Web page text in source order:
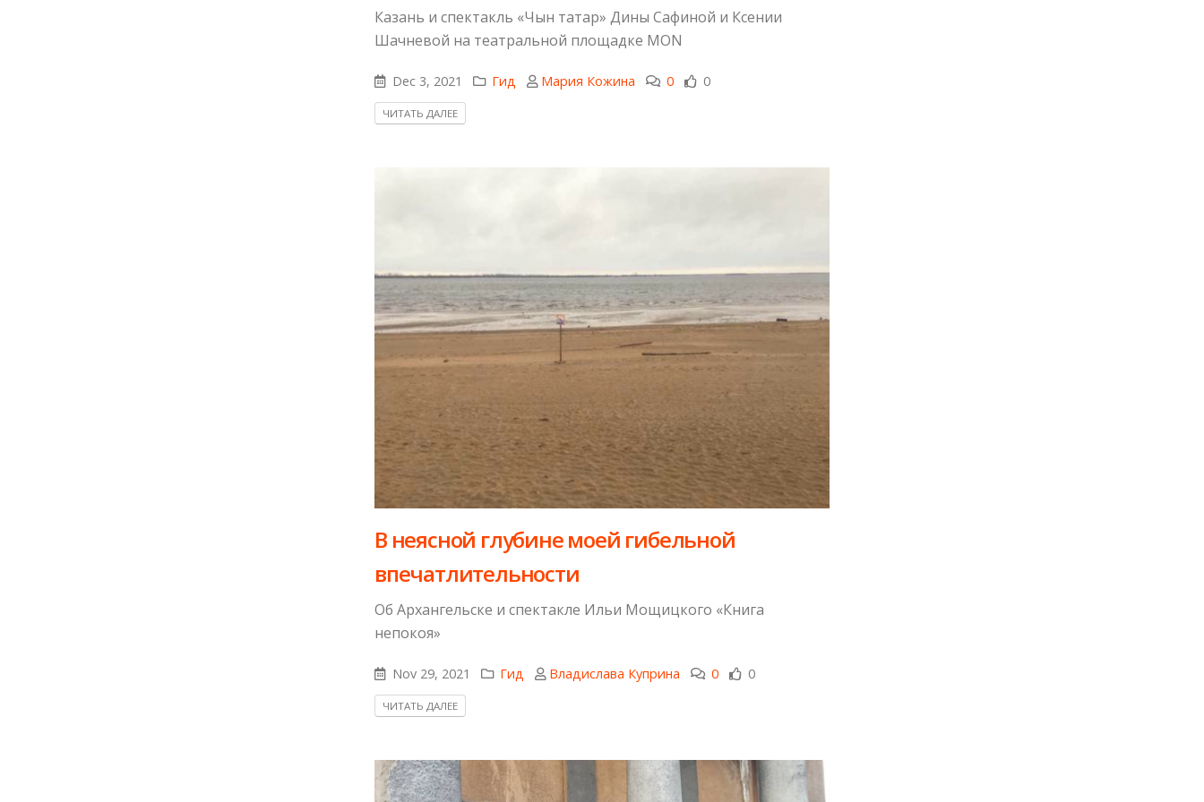
Казань и спектакль «Чын татар» Дины Сафиной и Ксении
Шачневой на театральной площадке MON
Dec 3, 2021 Гид Мария Кожина 0 0
ЧИТАТЬ ДАЛЕЕ
В неясной глубине моей гибельной
впечатлительности
Об Архангельске и спектакле Ильи Мощицкого «Книга
непокоя»
Nov 29, 2021 Гид Владислава Куприна 0 0
ЧИТАТЬ ДАЛЕЕ